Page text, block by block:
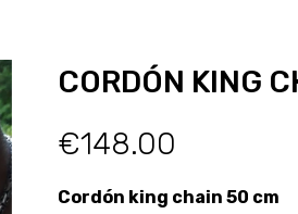
CORDÓN KING
€148.00
Cordón king chain 50 cm